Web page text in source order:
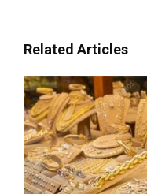
Related Articles